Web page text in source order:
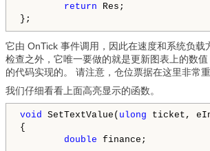
return Res;
它由 OnTick 事件调用，因此在速度和系统负载
检查之外，它唯一要做的就是更新图表上的数
的代码实现的。 请注意，仓位票据在这里非常重
我们仔细看看上面高亮显示的函数。
void SetTextValue( ulong ticket,
{
double finance;